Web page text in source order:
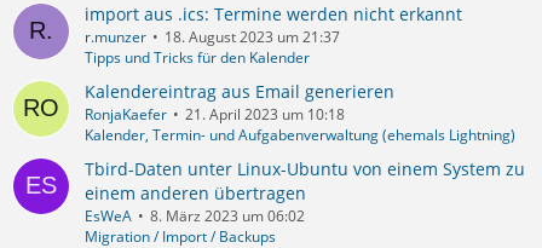
import aus .ics: Termine werden nicht erkannt
r.munzer
18. August 2023 um 21:37
Tipps und Tricks für den Kalender
Kalendereintrag aus Email generieren
RonjaKaefer
21. April 2023 um 10:18
Kalender, Termin- und Aufgabenverwaltung (ehemals Lightning)
Tbird-Daten unter Linux-Ubuntu von einem System zu
einem anderen übertragen
EsWeA
8. März 2023 um 06:02
Migration / Import / Backups